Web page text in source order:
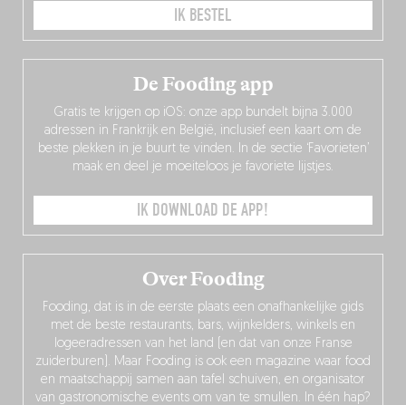
IK BESTEL
Over Fooding
Fooding, dat is in de eerste plaats een onafhankelijke gids
met de beste restaurants, bars, wijnkelders, winkels en
logeeradressen van het land (en dat van onze Franse
zuiderburen). Maar Fooding is ook een magazine waar food
en maatschappij samen aan tafel schuiven, en organisator
van gastronomische events om van te smullen. In één hap?
De Fooding app
Gratis te krijgen op iOS: onze app bundelt bijna 3.000
adressen in Frankrijk en België, inclusief een kaart om de
beste plekken in je buurt te vinden. In de sectie ‘Favorieten’
maak en deel je moeiteloos je favoriete lijstjes.
IK DOWNLOAD DE APP!